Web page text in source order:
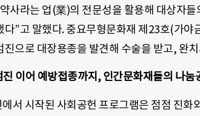
사라는 업(業)의 전문성을 활용해 대상자
다”고 말했다. 중요무형문화재 제23호(가
진으로 대장용종을 발견해 수술을 받고, 완
이어 예방접종까지, 인간문화재들의 나눔
서 시작된 사회공헌 프로그램은 점점 진화